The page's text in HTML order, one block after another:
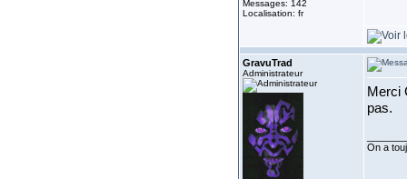
Messages: 142
Localisation: fr
GravuTrad
Administrateur
Merci
pas.
On a